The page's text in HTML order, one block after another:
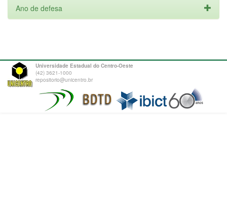
Ano de defesa
Universidade Estadual do Centro-Oeste
(42) 3621-1000
repositorio@unicentro.br